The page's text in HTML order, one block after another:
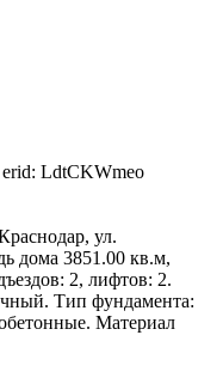
LdtCKWmeo
ул.
дома 3851.00 кв.м,
2, лифтов: 2.
Тип фундамента:
Материал